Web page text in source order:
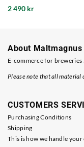
2 490 kr
About Maltmagnus
E-commerce for breweries
Please note that all material
CUSTOMERS
Purchasing Conditions
Shipping
This is how we handle